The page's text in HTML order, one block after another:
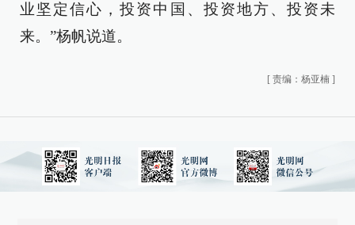
业坚定信心，投资中国、投资地方、投资未
来。”杨帆说道。
[ 责编：杨亚楠 ]